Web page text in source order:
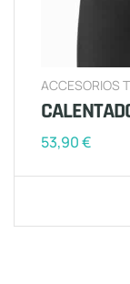
ACCESORIOS
53,90€